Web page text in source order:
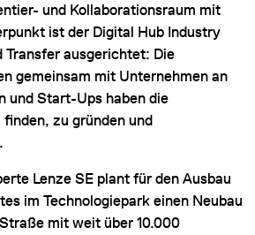
und Kollaborationsraum mit
ist der Digital Hub Industry
ausgerichtet: Die
gemeinsam mit Unternehmen an
und Start-Ups haben die
zu gründen und
Lenze SE plant für den Ausbau
im Technologiepark einen Neubau
mit weit über 10.000